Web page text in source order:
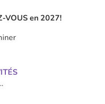
VOUS en 2027!